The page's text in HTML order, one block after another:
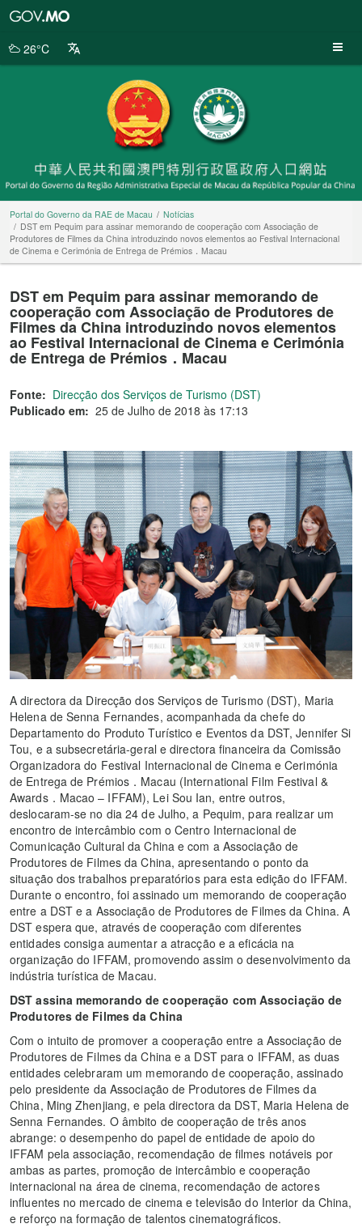
da
26°C
Portal do Governo da RAE de Macau
Notícias
DST em Pequim para assinar memorando de cooperação com Associação de
Produtores de Filmes da China introduzindo novos elementos ao Festival Internacional
de Cinema e Cerimónia de Entrega de Prémios．Macau
DST em Pequim para assinar memorando de
cooperação com Associação de Produtores de
Filmes da China introduzindo novos elementos
ao Festival Internacional de Cinema e Cerimónia
de Entrega de Prémios．Macau
Fonte: Direcção dos Serviços de Turismo (DST)
Publicado em: 25 de Julho de 2018 às 17:13
A directora da Direcção dos Serviços de Turismo (DST), Maria
Helena de Senna Fernandes, acompanhada da chefe do
Departamento do Produto Turístico e Eventos da DST, Jennifer Si
Tou, e a subsecretária-geral e directora financeira da Comissão
Organizadora do Festival Internacional de Cinema e Cerimónia
de Entrega de Prémios．Macau (International Film Festival &
Awards．Macao – IFFAM), Lei Sou Ian, entre outros,
deslocaram-se no dia 24 de Julho, a Pequim, para realizar um
encontro de intercâmbio com o Centro Internacional de
Comunicação Cultural da China e com a Associação de
Produtores de Filmes da China, apresentando o ponto da
situação dos trabalhos preparatórios para esta edição do IFFAM.
Durante o encontro, foi assinado um memorando de cooperação
entre a DST e a Associação de Produtores de Filmes da China. A
DST espera que, através de cooperação com diferentes
entidades consiga aumentar a atracção e a eficácia na
organização do IFFAM, promovendo assim o desenvolvimento da
indústria turística de Macau.
DST assina memorando de cooperação com Associação de
Produtores de Filmes da China
Com o intuito de promover a cooperação entre a Associação de
Produtores de Filmes da China e a DST para o IFFAM, as duas
entidades celebraram um memorando de cooperação, assinado
pelo presidente da Associação de Produtores de Filmes da
China, Ming Zhenjiang, e pela directora da DST, Maria Helena de
Senna Fernandes. O âmbito de cooperação de três anos
abrange: o desempenho do papel de entidade de apoio do
IFFAM pela associação, recomendação de filmes notáveis por
ambas as partes, promoção de intercâmbio e cooperação
internacional na área de cinema, recomendação de actores
influentes no mercado de cinema e televisão do Interior da China,
e reforço na formação de talentos cinematográficos.